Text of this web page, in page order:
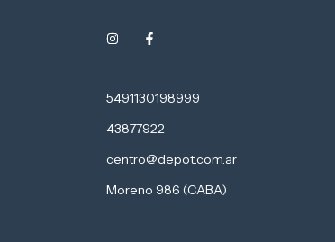
5491130198999
43877922
centro@depot.com.ar
Moreno 986 (CABA)